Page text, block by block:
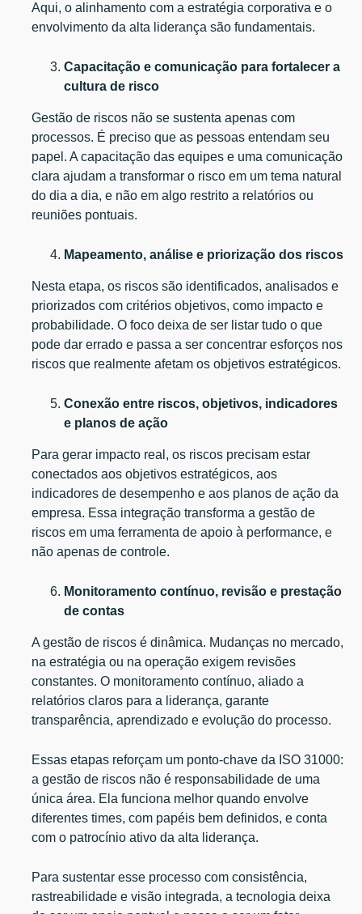
Aqui, o alinhamento com a estratégia corporativa e o
envolvimento da alta liderança são fundamentais.
Capacitação e comunicação para fortalecer a
cultura de risco
Gestão de riscos não se sustenta apenas com
processos. É preciso que as pessoas entendam seu
papel. A capacitação das equipes e uma comunicação
clara ajudam a transformar o risco em um tema natural
do dia a dia, e não em algo restrito a relatórios ou
reuniões pontuais.
Mapeamento, análise e priorização dos riscos
Nesta etapa, os riscos são identificados, analisados e
priorizados com critérios objetivos, como impacto e
probabilidade. O foco deixa de ser listar tudo o que
pode dar errado e passa a ser concentrar esforços nos
riscos que realmente afetam os objetivos estratégicos.
Conexão entre riscos, objetivos, indicadores
e planos de ação
Para gerar impacto real, os riscos precisam estar
conectados aos objetivos estratégicos, aos
indicadores de desempenho e aos planos de ação da
empresa. Essa integração transforma a gestão de
riscos em uma ferramenta de apoio à performance, e
não apenas de controle.
Monitoramento contínuo, revisão e prestação
de contas
A gestão de riscos é dinâmica. Mudanças no mercado,
na estratégia ou na operação exigem revisões
constantes. O monitoramento contínuo, aliado a
relatórios claros para a liderança, garante
transparência, aprendizado e evolução do processo.
Essas etapas reforçam um ponto-chave da ISO 31000:
a gestão de riscos não é responsabilidade de uma
única área. Ela funciona melhor quando envolve
diferentes times, com papéis bem definidos, e conta
com o patrocínio ativo da alta liderança.
Para sustentar esse processo com consistência,
rastreabilidade e visão integrada, a tecnologia deixa